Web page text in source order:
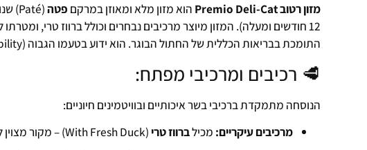
מזון רטוב Premio Deli-Cat הוא מזון מלא ומאוזן במרקם פטה(Paté) שנוסח במיוחד
12 חודשים ומעלה). המזון מיוצר מרכיבים נבחרים וכולל ברווז טרי,
התומכת בבריאות הכללית של החתול הבוגר. הוא ידוע בטעמו הגבוה (High Palatability).
🥩 רכיבים ומרכיבי מפתח:
הנוסחה מתמקדת ברכיבי בשר איכותיים ובוויטמינים חיוניים:
מרכיבים עיקריים: מכילברווז טרי (With Fresh Duck) – מקור מצוין לחלבון.